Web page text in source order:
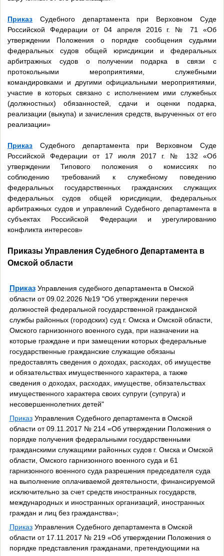
Приказ Судебного департамента при Верховном Суде
Российской Федерации от 04 апреля 2016 г. № 71 «Об
утверждении Положения о порядке сообщения судьями
федеральных судов общей юрисдикции и федеральных
арбитражных судов о получении подарка в связи с
протокольными мероприятиями, служебными
командировками и другими официальными мероприятиями,
участие в которых связано с исполнением ими служебных
(должностных) обязанностей, сдачи и оценки подарка,
реализации (выкупа) и зачисления средств, вырученных от его
реализации»
Приказ Судебного департамента при Верховном Суде
Российской Федерации от 17 июля 2017 г. № 132 «Об
утверждении Типового положения о комиссиях по
соблюдению требований к служебному поведению
федеральных государственных гражданских служащих
федеральных судов общей юрисдикции, федеральных
арбитражных судов и управлений Судебного департамента в
субъектах Российской Федерации и урегулированию
конфликта интересов»
Приказы Управления Судебного Департамента в
Омской области
ПриказУправления судебного департамента в Омской
области от 09.02.2026 №19 "Об утверждении перечня
должностей федеральной государственной гражданской
службы районных (городских) суд г. Омска и Омской области,
Омского гарнизонного военного суда, при назначении на
которые граждане и при замещении которых федеральные
государственные гражданские служащие обязаны
предоставлять сведения о доходах, расходах, об имуществе
и обязательствах имущественного характера, а также
сведения о доходах, расходах, имуществе, обязательствах
имущественного характера своих супруги (супруга) и
несовершеннолетних детей"
ПриказУправления Судебного департамента в Омской
области от 09.11.2017 № 214 «Об утверждении Положения о
порядке получения федеральными государственными
гражданскими служащими районных судов г. Омска и Омской
области, Омского гарнизонного военного суда и 61
гарнизонного военного суда разрешения председателя суда
на выполнение оплачиваемой деятельности, финансируемой
исключительно за счет средств иностранных государств,
международных и иностранных организаций, иностранных
граждан и лиц без гражданства»;
ПриказУправления Судебного департамента в Омской
области от 17.11.2017 № 219 «Об утверждении Положения о
порядке представления гражданами, претендующими на